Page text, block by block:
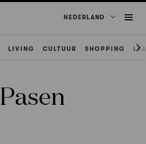
NEDERLAND
LIVING CULTUUR SHOPPING
Pasen